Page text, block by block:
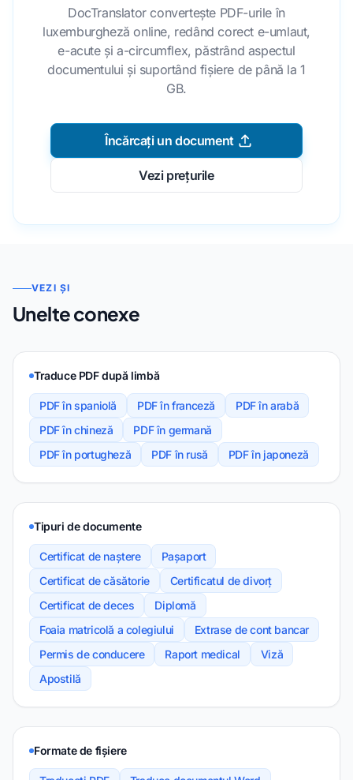
DocTranslator convertește PDF-urile în
luxemburgheză online, redând corect e-umlaut,
e-acute și a-circumflex, păstrând aspectul
documentului și suportând fișiere de până la 1
GB.
Încărcați un document
Vezi prețurile
VEZI ȘI
Unelte conexe
Traduce PDF după limbă
PDF în spaniolă PDF în franceză
PDF în arabă
PDF în chineză
PDF în germană
PDF în portugheză
PDF în rusă PDF în japoneză
Tipuri de documente
Certificat de naștere
Pașaport
Certificat de căsătorie
Certificatul de divorț
Certificat de deces
Diplomă
Foaia matricolă a colegiului
Extrase de cont bancar
Permis de conducere
Raport medical
Viză
Apostilă
Formate de fișiere